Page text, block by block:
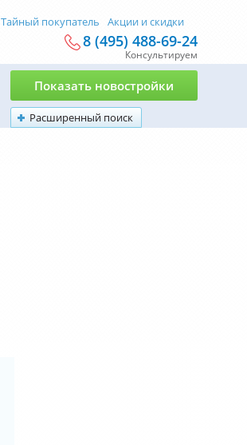
Тайный покупатель Акции и скидки
8 (495) 488-69-24
Консультируем
Расширенный поиск
Показать новостройки